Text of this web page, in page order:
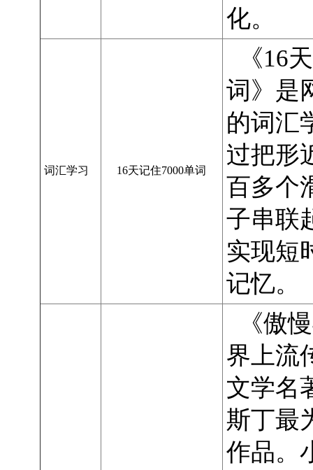
化。
词汇学习 16天记住7000单词
《16
词》是
的词汇
过把形
百多个
子串联
实现短
记忆。
《傲
界上流
文学名
斯丁最
作品。